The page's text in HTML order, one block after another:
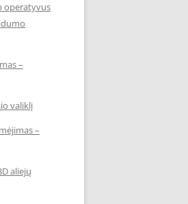
operatyvus
–
valiklį
–
aliejų